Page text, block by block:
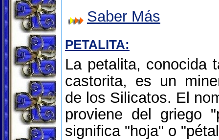
Saber Más
PETALITA:
La petalita, conocida
castorita, es un
de los Silicatos. El
proviene del griego
significa "hoja" o